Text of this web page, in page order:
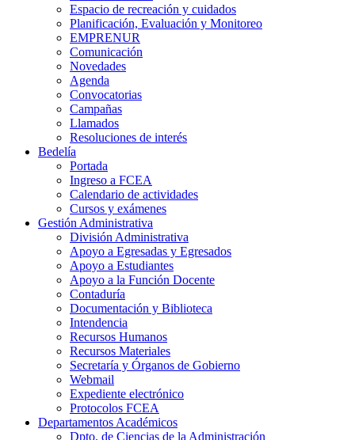
Espacio de recreación y cuidados
Planificación, Evaluación y Monitoreo
EMPRENUR
Comunicación
Novedades
Agenda
Convocatorias
Campañas
Llamados
Resoluciones de interés
Bedelía
Portada
Ingreso a FCEA
Calendario de actividades
Cursos y exámenes
Gestión Administrativa
División Administrativa
Apoyo a Egresadas y Egresados
Apoyo a Estudiantes
Apoyo a la Función Docente
Contaduría
Documentación y Biblioteca
Intendencia
Recursos Humanos
Recursos Materiales
Secretaría y Órganos de Gobierno
Webmail
Expediente electrónico
Protocolos FCEA
Departamentos Académicos
Dpto. de Ciencias de la Administración